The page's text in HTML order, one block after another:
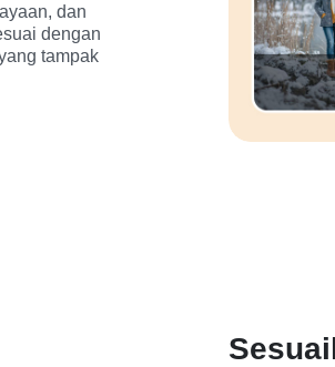
dan
dengan
tampak